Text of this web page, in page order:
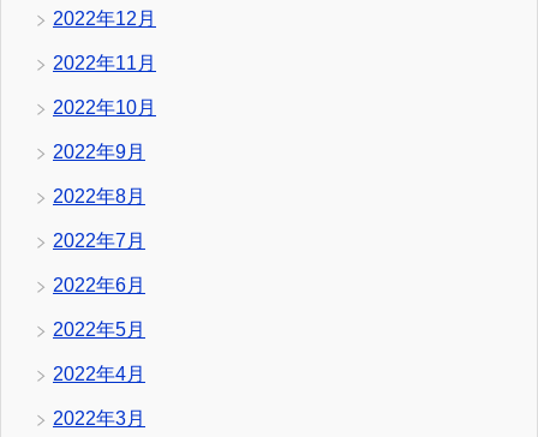
2022年12月
2022年11月
2022年10月
2022年9月
2022年8月
2022年7月
2022年6月
2022年5月
2022年4月
2022年3月